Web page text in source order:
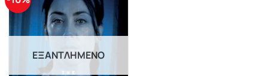
ΕΞΑΝΤΛΗΜΈΝΟ